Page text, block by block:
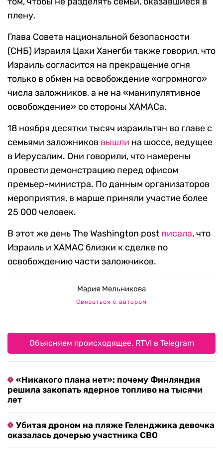
плену.
Глава Совета национальной безопасности
(СНБ) Израиля Цахи Ханегби также говорил, что
Израиль согласится на прекращение огня
только в обмен на освобождение «огромного»
числа заложников, а не на «манипулятивное
освобождение» со стороны ХАМАСа.
18 ноября десятки тысяч израильтян во главе с
семьями заложников вышли на шоссе, ведущее
в Иерусалим. Они говорили, что намерены
провести демонстрацию перед офисом
премьер-министра. По данным организаторов
мероприятия, в марше приняли участие более
25 000 человек.
В этот же день The Washington post писала, что
Израиль и ХАМАС близки к сделке по
освобождению части заложников.
Мария Мельникова
Связаться с автором
Объясняем происходящее. RTVI в Telegram
«Никакого плана нет»: почему Финляндия
решила закопать ядерное топливо на тысячи
лет
Убитая дроном на пляже Геленджика девочка
оказалась дочерью участника СВО